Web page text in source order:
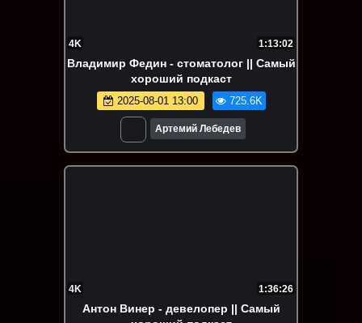
4K 1:13:02
Владимир Федин - стоматолог || Самый
хороший подкаст
2025-08-01 13:00 725.6K
Артемий Лебедев
4K 1:36:26
Антон Винер - девелопер || Самый